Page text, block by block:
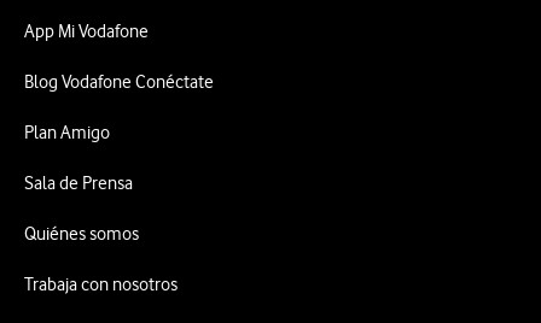
App Mi Vodafone
Blog Vodafone Conéctate
Plan Amigo
Sala de Prensa
Quiénes somos
Trabaja con nosotros